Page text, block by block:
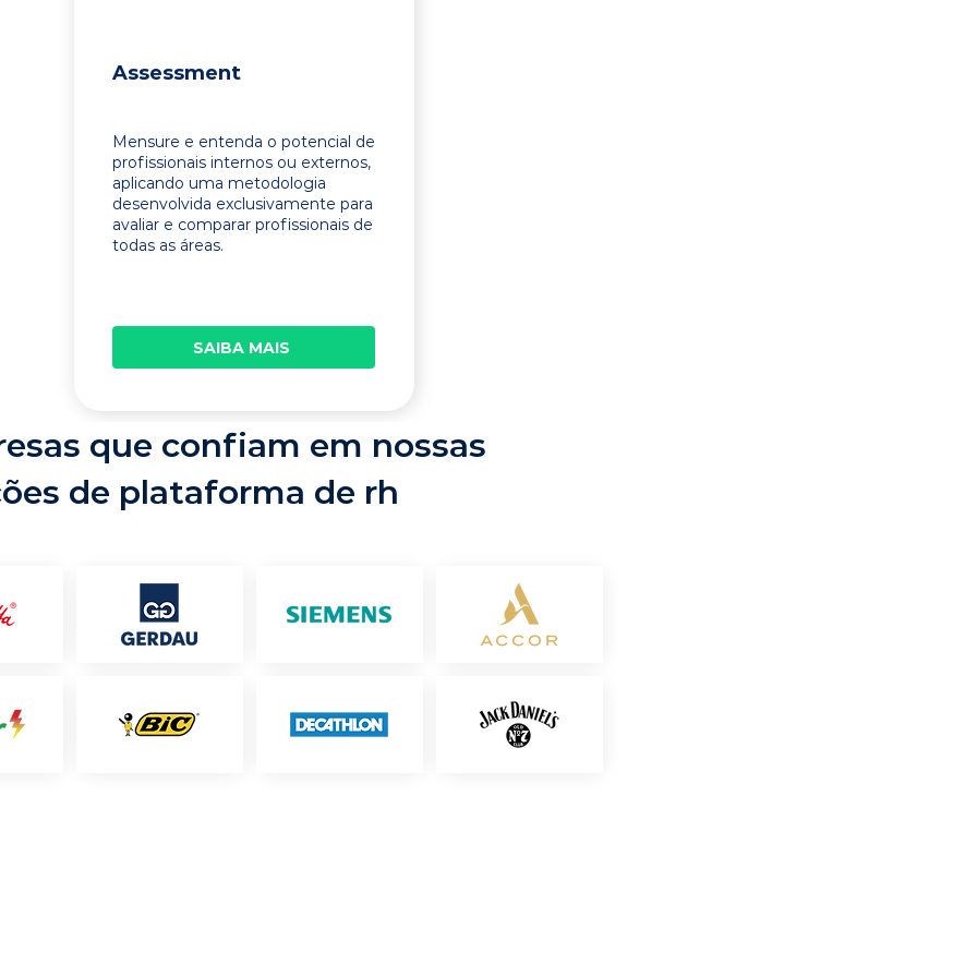
Assessment
Mensure e entenda o potencial de
profissionais internos ou externos,
aplicando uma metodologia
desenvolvida exclusivamente para
avaliar e comparar profissionais de
todas as áreas.
SAIBA MAIS
que confiam em nossas
de plataforma de rh